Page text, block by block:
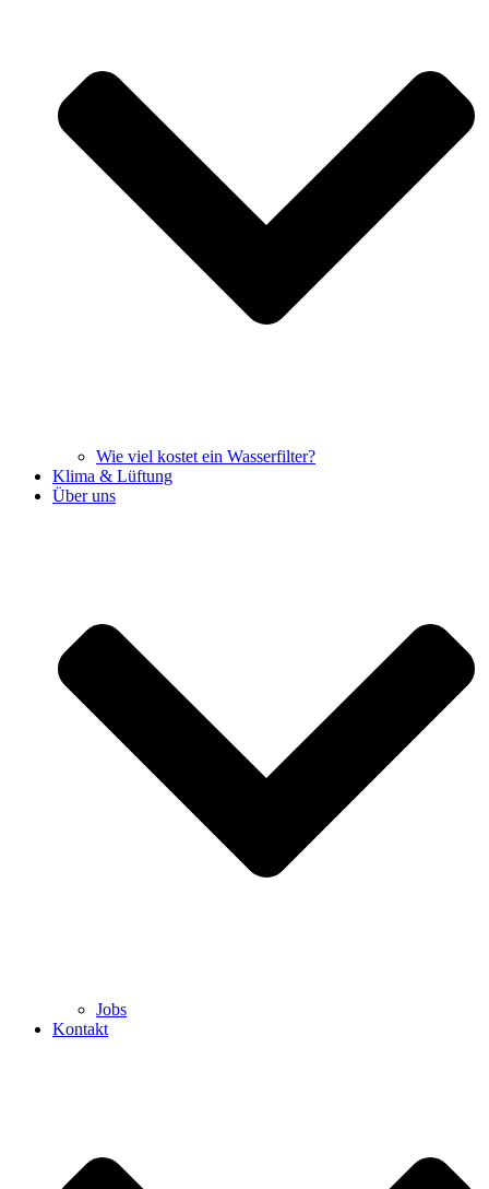
Wie viel kostet ein Wasserfilter?
Klima & Lüftung
Über uns
Jobs
Kontakt